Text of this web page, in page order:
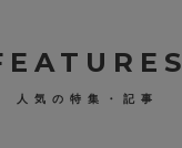
人気の特集・記事